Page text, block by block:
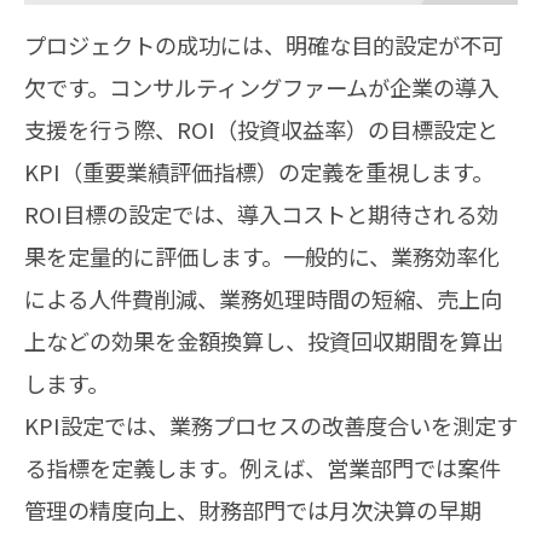
プロジェクトの成功には、明確な目的設定が不可
欠です。コンサルティングファームが企業の導入
支援を行う際、ROI（投資収益率）の目標設定と
KPI（重要業績評価指標）の定義を重視します。
ROI目標の設定では、導入コストと期待される効
果を定量的に評価します。一般的に、業務効率化
による人件費削減、業務処理時間の短縮、売上向
上などの効果を金額換算し、投資回収期間を算出
します。
KPI設定では、業務プロセスの改善度合いを測定す
る指標を定義します。例えば、営業部門では案件
管理の精度向上、財務部門では月次決算の早期